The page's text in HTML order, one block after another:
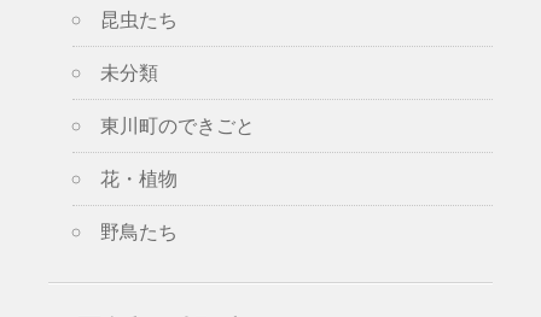
昆虫たち
未分類
東川町のできごと
花・植物
野鳥たち